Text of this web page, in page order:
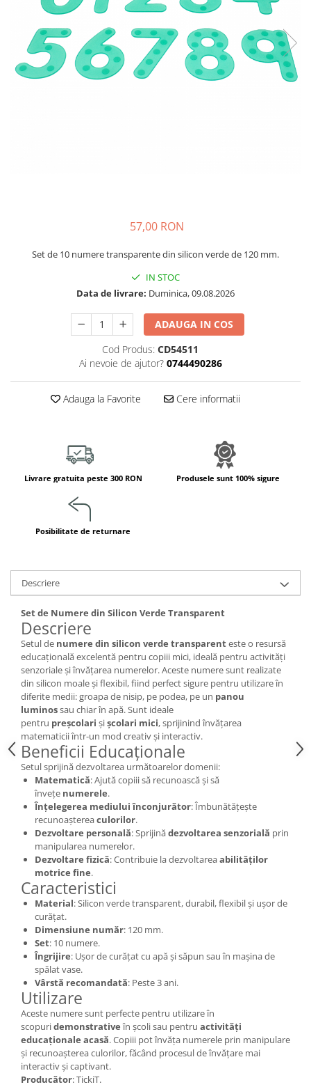
Biciclete si Triciclete
Biciclete
Accesorii
Echipamente camere senzoriale
Creativitate si indemanare
Jucarii de constructii
Dezvoltare cognitiva
Jocuri matematice
Jucării de sortare
Dezvoltare vestibulara
Echilibru
Mingi terapeutice
Module din burete
Recunoasterea formelor
Saltele
Trasee de motricitate
Wellness
Diverse jucarii educative
Apa si nisip
Dezvoltarea limbajului
Figurine
Mobilier gradinita
Montessori
Spații de joacă
Educatie inovativa
Anatomie
Comunicare
Dezvoltare timpurie
Experimente
Forme
Joc imaginativ
Jucării interactive
Lumina
Lumini si culori
Magnetism
Matematica
Pregătire pentru școală
Pregătirea scrierii de mână
Secventialitate
Sortare si numarare
Stiinte
57,00 RON
Set de 10 numere transparente din silicon verde de 120 mm.
IN STOC
Data de livrare: Duminica, 09.08.2026
ADAUGA IN COS
Cod Produs: CD54511
Ai nevoie de ajutor? 0744490286
Adauga la Favorite Cere informatii
Livrare gratuita peste 300 RON Produsele sunt 100% sigure
Posibilitate de returnare
Descriere
Set de Numere din Silicon Verde Transparent
Descriere
Setul de numere din silicon verde transparenteste o resursă
educațională excelentă pentru copiii mici, ideală pentru activități
senzoriale și învățarea numerelor. Aceste numere sunt realizate
din silicon moale și flexibil, fiind perfect sigure pentru utilizare în
diferite medii: groapa de nisip, pe podea, pe un panou
luminossau chiar în apă. Sunt ideale
pentru preșcolari șișcolari mici, sprijinind învățarea
matematicii într-un mod creativ și interactiv.
Beneficii Educaționale
Setul sprijină dezvoltarea următoarelor domenii:
Matematică: Ajută copiii să recunoască și să
învețe numerele.
Înțelegerea mediului înconjurător: Îmbunătățește
recunoaștereaculorilor.
Dezvoltare personală: Sprijinădezvoltarea senzorială prin
manipularea numerelor.
Dezvoltare fizică: Contribuie la dezvoltareaabilităților
motrice fine.
Caracteristici
Material: Silicon verde transparent, durabil, flexibil și ușor de
curățat.
Dimensiune număr: 120 mm.
Set: 10 numere.
Îngrijire: Ușor de curățat cu apă și săpun sau în mașina de
spălat vase.
Vârstă recomandată: Peste 3 ani.
Utilizare
Aceste numere sunt perfecte pentru utilizare în
scopuridemonstrativeîn școli sau pentru activități
educaționale acasă. Copiii pot învăța numerele prin manipulare
și recunoașterea culorilor, făcând procesul de învățare mai
interactiv și captivant.
Producător: TickiT.